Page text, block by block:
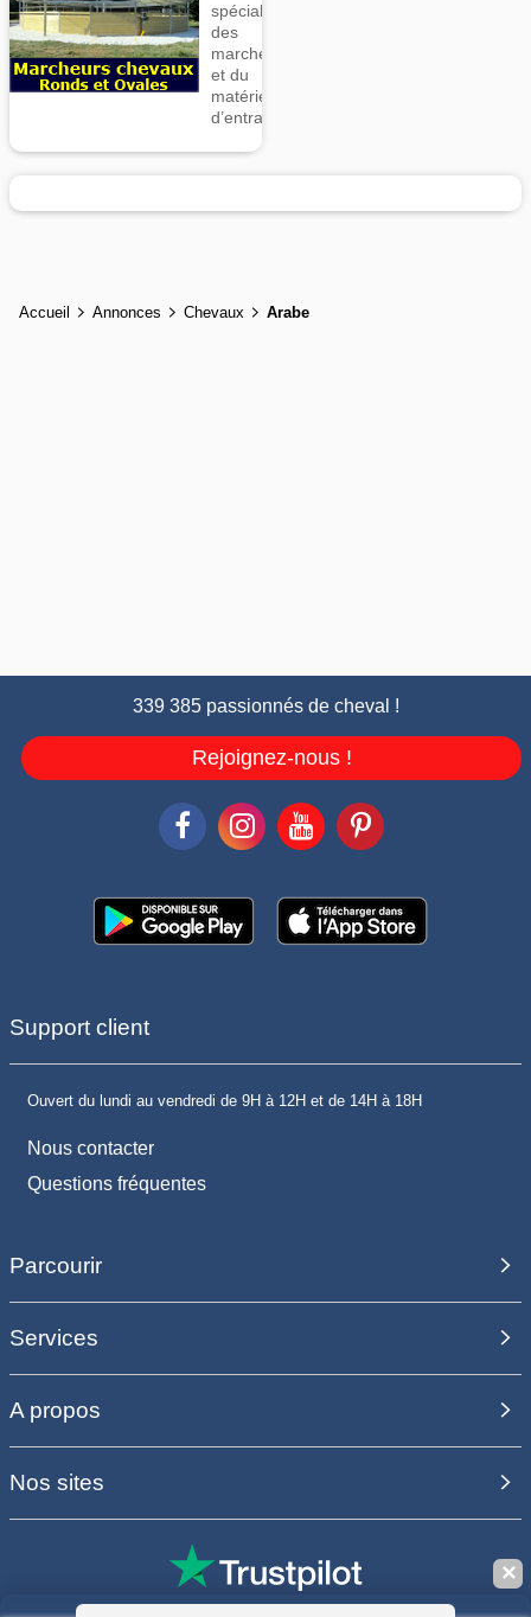
spécialiste
des
marcheurs
et du
matériel
d’entrainement
Accueil Annonces Chevaux Arabe
339 385 passionnés de cheval !
Rejoignez-nous !
Support client
Ouvert du lundi au vendredi de 9H à 12H et de 14H à 18H
Nous contacter
Questions fréquentes
Parcourir
Services
A propos
Nos sites
✕